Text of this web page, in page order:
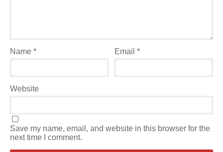
Name * Email*
Website
Save my name, email, and website in this browser for the
next time I comment.